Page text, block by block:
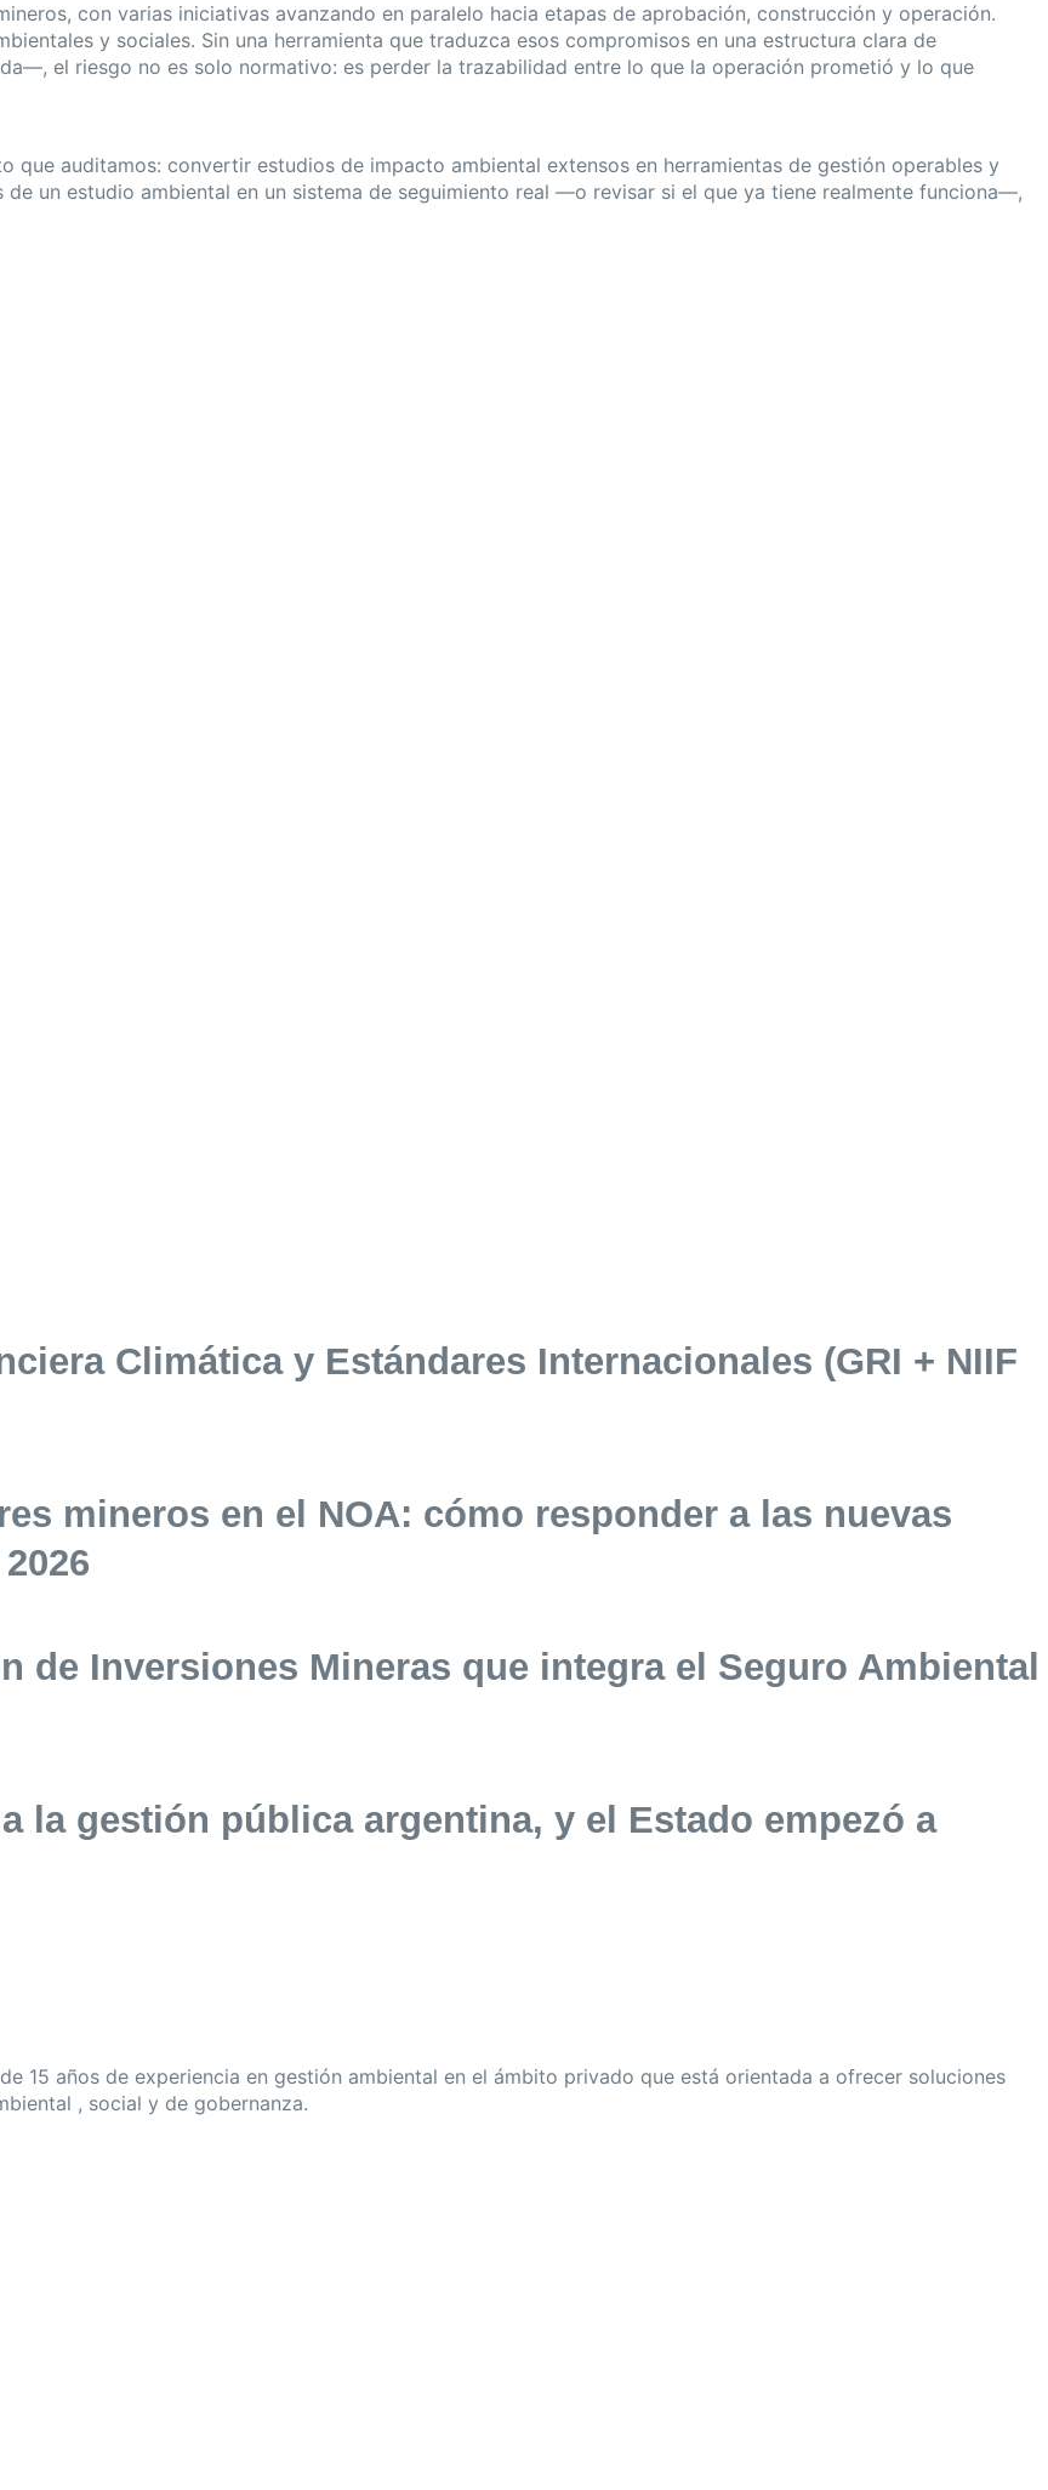
con varias iniciativas avanzando en paralelo hacia etapas de aprobación, construcción y operación.
y sociales. Sin una herramienta que traduzca esos compromisos en una estructura clara de
el riesgo no es solo normativo: es perder la trazabilidad entre lo que la operación prometió y lo que
que auditamos: convertir estudios de impacto ambiental extensos en herramientas de gestión operables y
un estudio ambiental en un sistema de seguimiento real —o revisar si el que ya tiene realmente funciona—,
Climática y Estándares Internacionales (GRI + NIIF
mineros en el NOA: cómo responder a las nuevas
de Inversiones Mineras que integra el Seguro Ambiental
la gestión pública argentina, y el Estado empezó a
15 años de experiencia en gestión ambiental en el ámbito privado que está orientada a ofrecer soluciones
, social y de gobernanza.